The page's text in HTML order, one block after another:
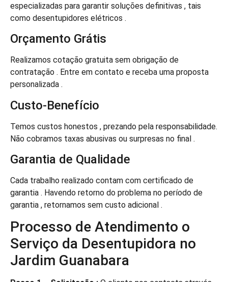
especializadas para garantir soluções definitivas , tais
como desentupidores elétricos .
Orçamento Grátis
Realizamos cotação gratuita sem obrigação de
contratação . Entre em contato e receba uma proposta
personalizada .
Custo-Benefício
Temos custos honestos , prezando pela responsabilidade.
Não cobramos taxas abusivas ou surpresas no final .
Garantia de Qualidade
Cada trabalho realizado contam com certificado de
garantia . Havendo retorno do problema no período de
garantia , retornamos sem custo adicional .
Processo de Atendimento o
Serviço da Desentupidora no
Jardim Guanabara